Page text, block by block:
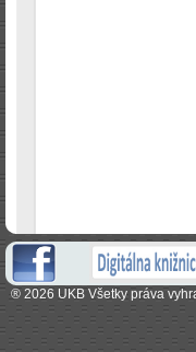
® 2026 UKB Všetky práva